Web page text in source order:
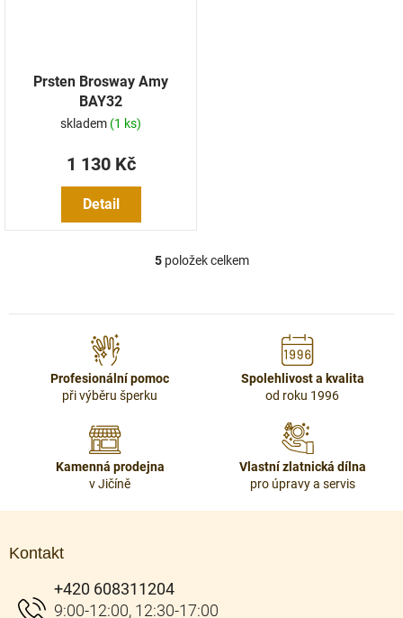
Prsten Brosway Amy
BAY32
skladem (1 ks)
1 130 Kč
Detail
O
á
ý
5položek celkem
Profesionální pomoc
při výběru šperku
Spolehlivost a kvalita
od roku 1996
Kamenná prodejna
v Jičíně
Vlastní zlatnická dílna
pro úpravy a servis
Kontakt
+420 608311204